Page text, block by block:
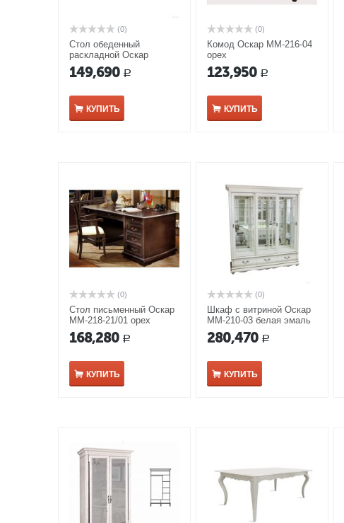
(0)
Стол обеденный
раскладной Оскар
ММ-210-40 орех
149,690 Р
КУПИТЬ
(0)
Комод Оскар ММ-216-04
орех
123,950 Р
КУПИТЬ
(0)
Стол письменный Оскар
ММ-218-21/01 орех
168,280 Р
КУПИТЬ
(0)
Шкаф с витриной Оскар
ММ-210-03 белая эмаль
280,470 Р
КУПИТЬ